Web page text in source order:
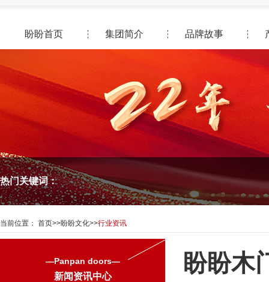
盼盼首页 集团简介 品牌故事
热门关键词：
当前位置： 首页>>盼盼文化>>行业资讯
—Panpan doors—
新闻资讯中心
盼盼木